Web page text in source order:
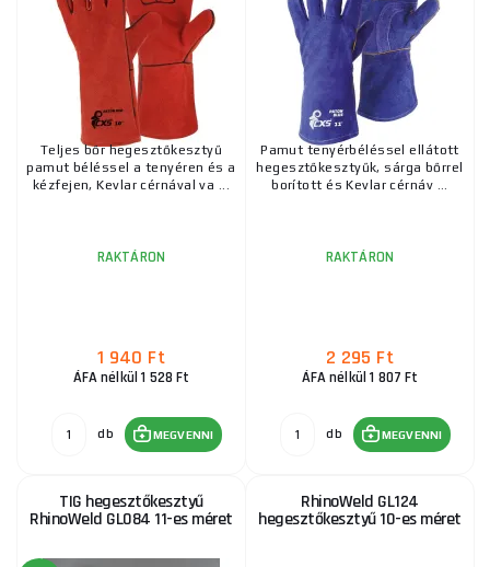
Teljes bőr hegesztőkesztyű
pamut béléssel a tenyéren és a
kézfejen, Kevlar cérnával va ...
RAKTÁRON
1 940 Ft
ÁFA nélkül 1 528 Ft
db MEGVENNI
Pamut tenyérbéléssel ellátott
hegesztőkesztyűk, sárga bőrrel
borított és Kevlar cérnáv ...
RAKTÁRON
2 295 Ft
ÁFA nélkül 1 807 Ft
db MEGVENNI
TIG hegesztőkesztyű
RhinoWeld GL084 11-es méret
RhinoWeld GL124
hegesztőkesztyű 10-es méret